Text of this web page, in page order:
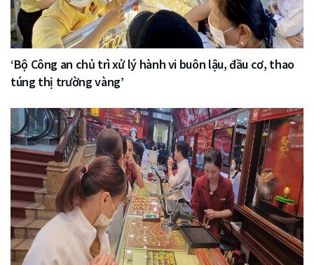
‘Bộ Công an chủ trì xử lý hành vi buôn lậu, đầu cơ, thao
túng thị trường vàng’